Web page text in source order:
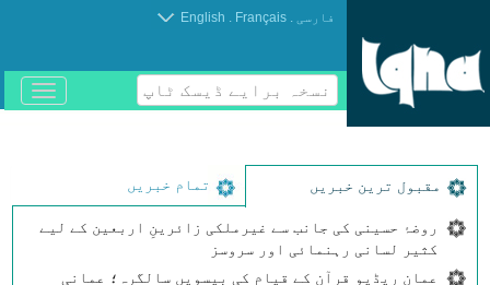
فارسی .
Français
.
English
نسخہ برایے ڈیسک ٹاپ
باز
و
مقبول ترین خبریں تمام خبریں
روضۂ حسینی کی جانب سے غیرملکی زائرینِ اربعین کے لیے
کثیر لسانی رہنمائی اور سروسز
عمان ریڈیو قرآن کے قیام کی بیسویں سالگرہ؛ عمانی